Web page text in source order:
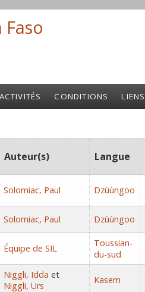
Faso
ACTIVITÉS CONDITIONS LIENS
Auteur(s) Langue
Solomiac, Paul Dzùùngoo
Solomiac, Paul Dzùùngoo
Équipe de SIL
Toussian-
du-sud
Niggli, Idda et
Niggli, Urs
Kasem